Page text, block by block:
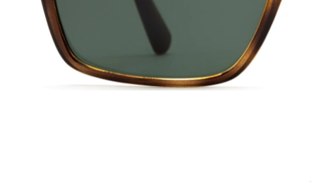
42 mm
Высота линзы Ширина линзы
Ширина